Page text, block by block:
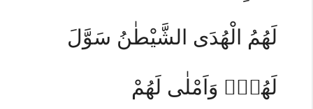
لَهُمُ الْهُدَى الشَّيْطٰنُ سَوَّلَ
لَهُمْۗ وَاَمْلٰى لَهُمْ